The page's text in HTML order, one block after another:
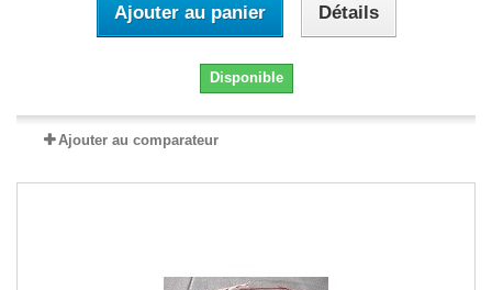
Ajouter au panier Détails
Disponible
Ajouter au comparateur